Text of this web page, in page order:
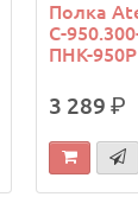
Полка
С-
ПНК-950Р
3 289р.